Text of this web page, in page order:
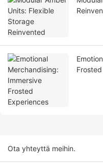
Ota yhteyttä meihin.